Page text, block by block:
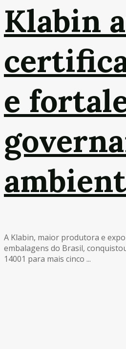
Klabin
e
A Klabin, maior produtora e
embalagens do Brasil,
14001 para mais cinco ...